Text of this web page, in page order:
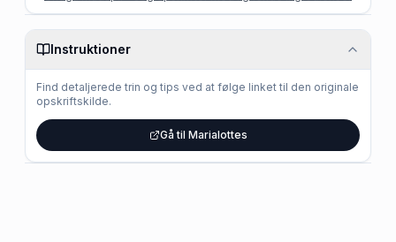
Instruktioner
Find detaljerede trin og tips ved at følge linket til den originale
opskriftskilde.
Gå til Marialottes